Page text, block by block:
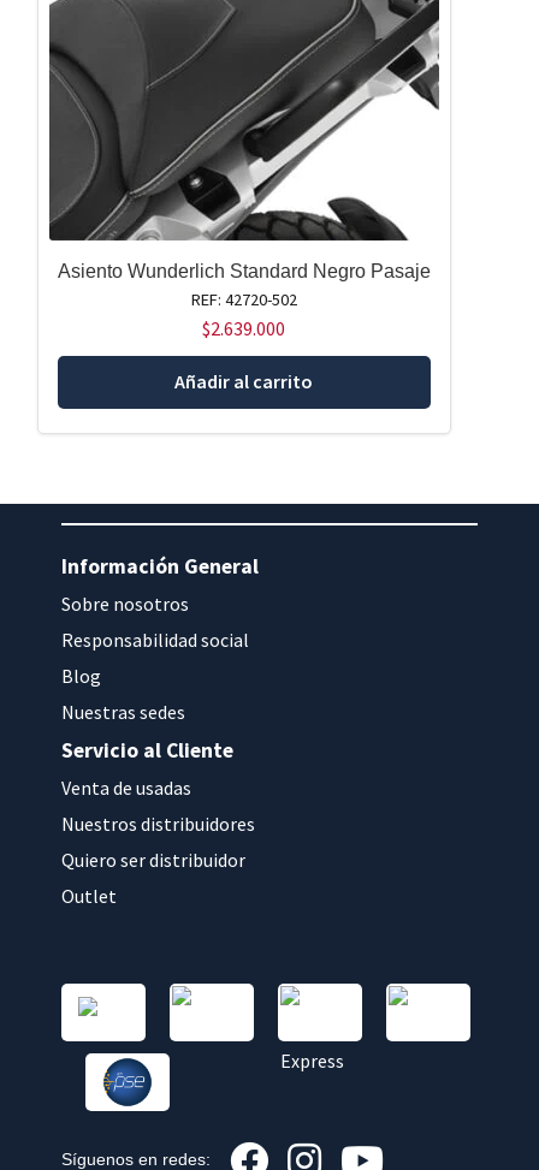
Asiento Wunderlich Standard Negro Pasaje
REF: 42720-502
$2.639.000
Añadir al carrito
Información General
Sobre nosotros
Responsabilidad social
Blog
Nuestras sedes
Servicio al Cliente
Venta de usadas
Nuestros distribuidores
Quiero ser distribuidor
Outlet
Síguenos en redes: